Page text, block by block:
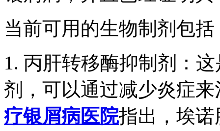
当前可用的生物制剂包括
1. 丙肝转移酶抑制剂：
剂，可以通过减少炎症
疗银屑病医院指出，埃诺